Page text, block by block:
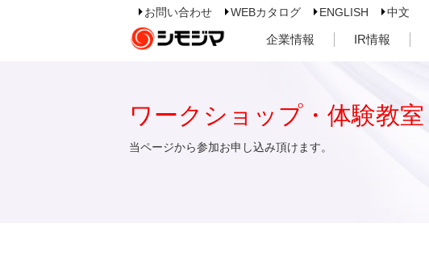
お問い合わせ WEBカタログ ENGLISH 中文
企業情報 IR情報
ワークショップ・体験教室
当ページから参加お申し込み頂けます。